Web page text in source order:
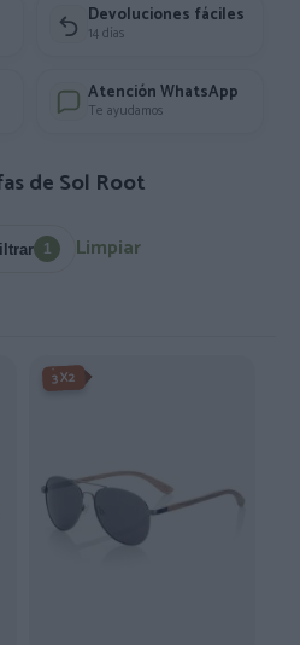
Devoluciones fáciles
14 días
Atención WhatsApp
Te ayudamos
de Sol Root
1 Limpiar
-3X2%
3X2